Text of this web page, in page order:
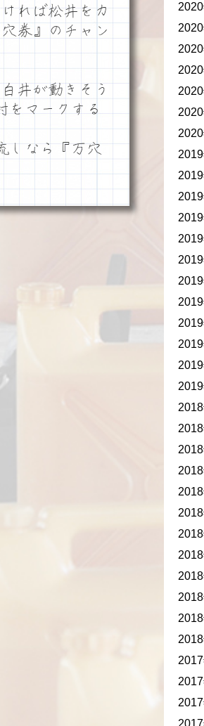
れば松井をカ
券』のチャン
井が動きそう
をマークする
しなら『万穴